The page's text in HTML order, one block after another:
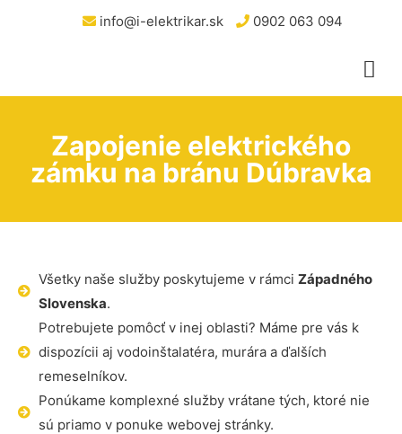
info@i-elektrikar.sk 0902 063 094
Zapojenie elektrického
zámku na bránu Dúbravka
Všetky naše služby poskytujeme v rámci Západného
Slovenska.
Potrebujete pomôcť v inej oblasti? Máme pre vás k
dispozícii aj vodoinštalatéra, murára a ďalších
remeselníkov.
Ponúkame komplexné služby vrátane tých, ktoré nie
sú priamo v ponuke webovej stránky.